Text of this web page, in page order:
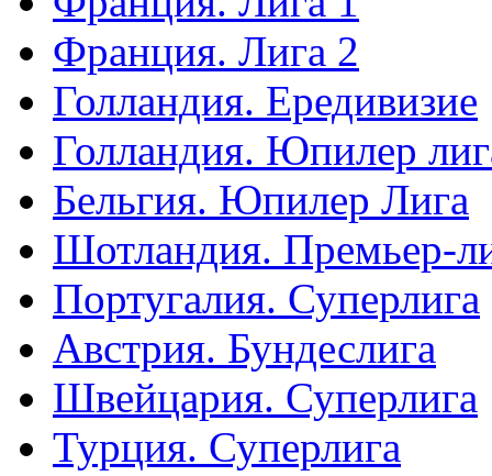
Франция. Лига 2
Голландия. Ередивизие
Голландия. Юпилер
Бельгия. Юпилер Лига
Шотландия. Премьер-
Португалия. Суперлига
Австрия. Бундеслига
Швейцария. Суперлига
Турция. Суперлига